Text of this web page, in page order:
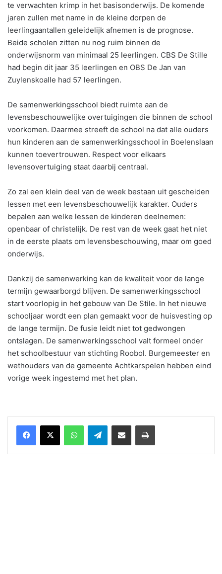
te verwachten krimp in het basisonderwijs. De komende
jaren zullen met name in de kleine dorpen de
leerlingaantallen geleidelijk afnemen is de prognose.
Beide scholen zitten nu nog ruim binnen de
onderwijsnorm van minimaal 25 leerlingen. CBS De Stille
had begin dit jaar 35 leerlingen en OBS De Jan van
Zuylenskoalle had 57 leerlingen.
De samenwerkingsschool biedt ruimte aan de
levensbeschouwelijke overtuigingen die binnen de school
voorkomen. Daarmee streeft de school na dat alle ouders
hun kinderen aan de samenwerkingsschool in Boelenslaan
kunnen toevertrouwen. Respect voor elkaars
levensovertuiging staat daarbij centraal.
Zo zal een klein deel van de week bestaan uit gescheiden
lessen met een levensbeschouwelijk karakter. Ouders
bepalen aan welke lessen de kinderen deelnemen:
openbaar of christelijk. De rest van de week gaat het niet
in de eerste plaats om levensbeschouwing, maar om goed
onderwijs.
Dankzij de samenwerking kan de kwaliteit voor de lange
termijn gewaarborgd blijven. De samenwerkingsschool
start voorlopig in het gebouw van De Stile. In het nieuwe
schooljaar wordt een plan gemaakt voor de huisvesting op
de lange termijn. De fusie leidt niet tot gedwongen
ontslagen. De samenwerkingsschool valt formeel onder
het schoolbestuur van stichting Roobol. Burgemeester en
wethouders van de gemeente Achtkarspelen hebben eind
vorige week ingestemd met het plan.
WhatsAppTelegramDelen via Email Print